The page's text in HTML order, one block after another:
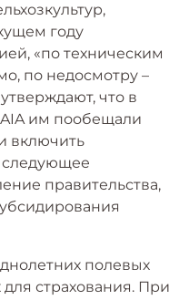
году
«по техническим
по недосмотру –
что в
им пообещали
включить
следующее
правительства,
полевых
для страхования. При